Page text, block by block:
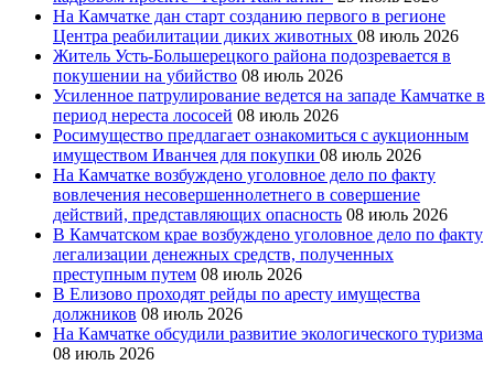
На Камчатке дан старт созданию первого в регионе
Центра реабилитации диких животных 08 июль 2026
Житель Усть-Большерецкого района подозревается в
покушении на убийство 08 июль 2026
Усиленное патрулирование ведется на западе Камчатке в
период нереста лососей 08 июль 2026
Росимущество предлагает ознакомиться с аукционным
имуществом Иванчея для покупки 08 июль 2026
На Камчатке возбуждено уголовное дело по факту
вовлечения несовершеннолетнего в совершение
действий, представляющих опасность 08 июль 2026
В Камчатском крае возбуждено уголовное дело по факту
легализации денежных средств, полученных
преступным путем 08 июль 2026
В Елизово проходят рейды по аресту имущества
должников 08 июль 2026
На Камчатке обсудили развитие экологического туризма
08 июль 2026